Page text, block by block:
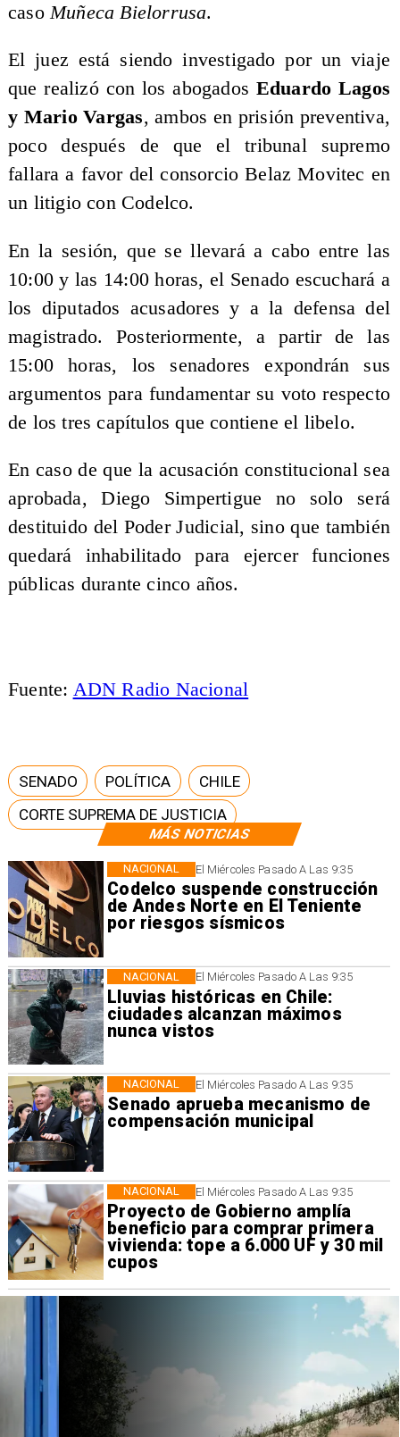
MÁS NOTICIAS
El Miércoles Pasado A Las 9:35
Codelco suspende construcción
de Andes Norte en El Teniente
por riesgos sísmicos
NACIONAL
El Miércoles Pasado A Las 9:35
Lluvias históricas en Chile:
ciudades alcanzan máximos
nunca vistos
NACIONAL
El Miércoles Pasado A Las 9:35
Senado aprueba mecanismo de
compensación municipal
NACIONAL
El Miércoles Pasado A Las 9:35
Proyecto de Gobierno amplía
beneficio para comprar primera
vivienda: tope a 6.000 UF y 30 mil
cupos
NACIONAL
caso Muñeca Bielorrusa.
El juez está siendo investigado por un viaje
que realizó con los abogados Eduardo Lagos
y Mario Vargas, ambos en prisión preventiva,
poco después de que el tribunal supremo
fallara a favor del consorcio Belaz Movitec en
un litigio con Codelco.
En la sesión, que se llevará a cabo entre las
10:00 y las 14:00 horas, el Senado escuchará a
los diputados acusadores y a la defensa del
magistrado. Posteriormente, a partir de las
15:00 horas, los senadores expondrán sus
argumentos para fundamentar su voto respecto
de los tres capítulos que contiene el libelo.
En caso de que la acusación constitucional sea
aprobada, Diego Simpertigue no solo será
destituido del Poder Judicial, sino que también
quedará inhabilitado para ejercer funciones
públicas durante cinco años.
Fuente: ADN Radio Nacional
SENADO POLÍTICA
CHILE
CORTE SUPREMA DE JUSTICIA